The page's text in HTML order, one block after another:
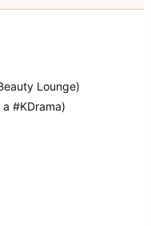
Lounge)
#KDrama)